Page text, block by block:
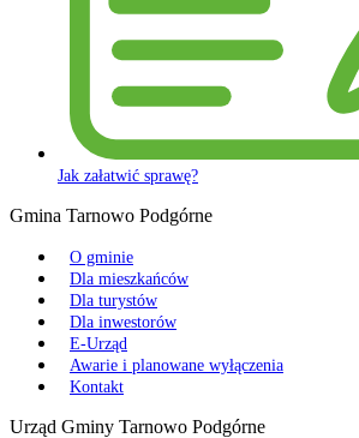
Jak załatwić sprawę?
Gmina Tarnowo Podgórne
O gminie
Dla mieszkańców
Dla turystów
Dla inwestorów
E-Urząd
Awarie i planowane wyłączenia
Kontakt
Urząd Gminy Tarnowo Podgórne